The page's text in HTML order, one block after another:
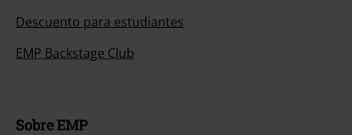
Descuento para estudiantes
EMP Backstage Club
Sobre EMP